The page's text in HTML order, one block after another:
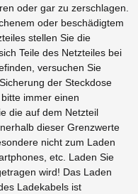
oder gar zu zerschlagen.
oder beschädigtem
stellen Sie die
Teile des Netzteiles bei
versuchen Sie
der Steckdose
immer einen
die auf dem Netzteil
dieser Grenzwerte
nicht zum Laden
etc. Laden Sie
wird! Das Laden
Ladekabels ist